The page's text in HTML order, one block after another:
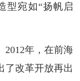
型宛如“扬帆启
年，在前海
了改革开放再出